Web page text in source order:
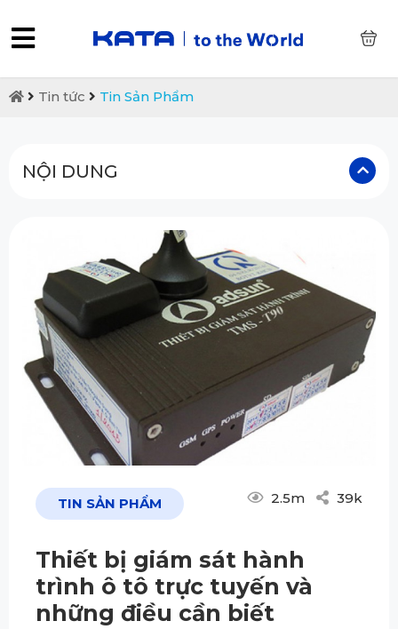
Tin tức Tin Sản Phẩm
NỘI DUNG
TIN SẢN PHẨM 2.5m 39k
Thiết bị giám sát hành
trình ô tô trực tuyến và
những điều cần biết